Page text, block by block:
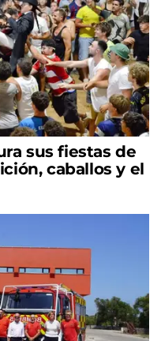
sus fiestas de
caballos y el